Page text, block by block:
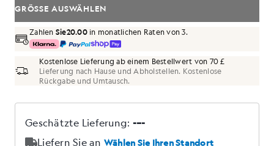
GRÖSSE AUSWÄHLEN
Zahlen Sie20.00in monatlichen Raten von 3.
Kostenlose Lieferung ab einem Bestellwert von 70 £
Lieferung nach Hause und Abholstellen. Kostenlose
Rückgabe und Umtausch.